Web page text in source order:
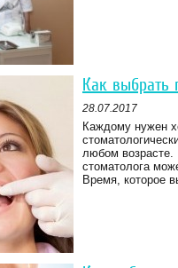
Как выбрать
28.07.2017
Каждому нужен
любом возрасте.
стоматолога
Время, которое